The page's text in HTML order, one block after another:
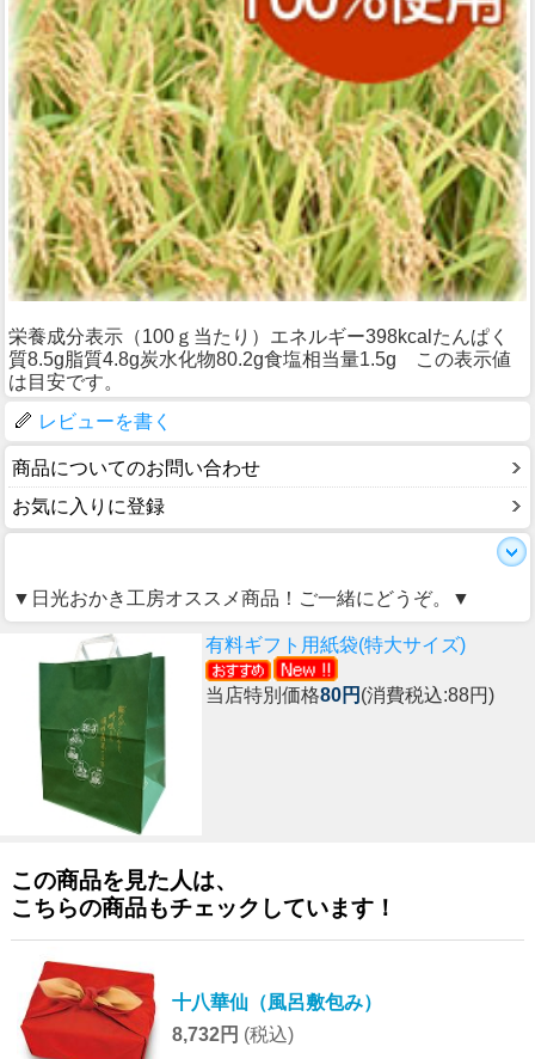
栄養成分表示（100ｇ当たり）エネルギー398kcalたんぱく
質8.5g脂質4.8g炭水化物80.2g食塩相当量1.5g この表示値
は目安です。
レビューを書く
商品についてのお問い合わせ
お気に入りに登録
▼日光おかき工房オススメ商品！ご一緒にどうぞ。▼
有料ギフト用紙袋(特大サイズ)
当店特別価格80円 (消費税込:88円)
この商品を見た人は、
こちらの商品もチェックしています！
十八華仙（風呂敷包み）
8,732円 (税込)